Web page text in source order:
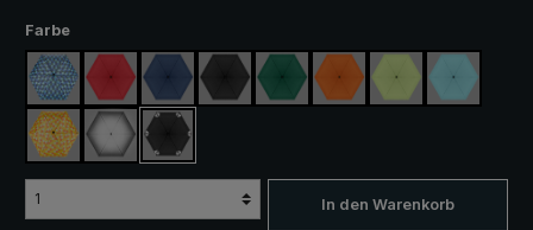
Farbeauswählen
blau / grün kariert
rot marineblauschwarz dunkelgrünorange hellgrün hellblau
gelb / orange kariert
silber, UV-Schutz 50+
schwarz, mit Reflektoren
In den Warenkorb